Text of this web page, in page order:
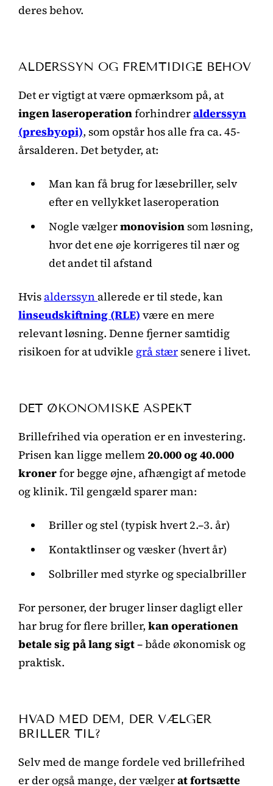
deres behov.
ALDERSSYN OG FREMTIDIGE BEHOV
Det er vigtigt at være opmærksom på, at
ingen laseroperationforhindreralderssyn
(presbyopi), som opstår hos alle fra ca. 45-
årsalderen. Det betyder, at:
Man kan få brug for læsebriller, selv
efter en vellykket laseroperation
Nogle vælgermonovisionsom løsning,
hvor det ene øje korrigeres til nær og
det andet til afstand
Hvisalderssyn allerede er til stede, kan
linseudskiftning (RLE) være en mere
relevant løsning. Denne fjerner samtidig
risikoen for at udvikle grå stærsenere i livet.
DET ØKONOMISKE ASPEKT
Brillefrihed via operation er en investering.
Prisen kan ligge mellem 20.000 og 40.000
kronerfor begge øjne, afhængigt af metode
og klinik. Til gengæld sparer man:
Briller og stel (typisk hvert 2.–3. år)
Kontaktlinser og væsker (hvert år)
Solbriller med styrke og specialbriller
For personer, der bruger linser dagligt eller
har brug for flere briller, kan operationen
betale sig på lang sigt– både økonomisk og
praktisk.
HVAD MED DEM, DER VÆLGER
BRILLER TIL?
Selv med de mange fordele ved brillefrihed
er der også mange, der vælgerat fortsætte